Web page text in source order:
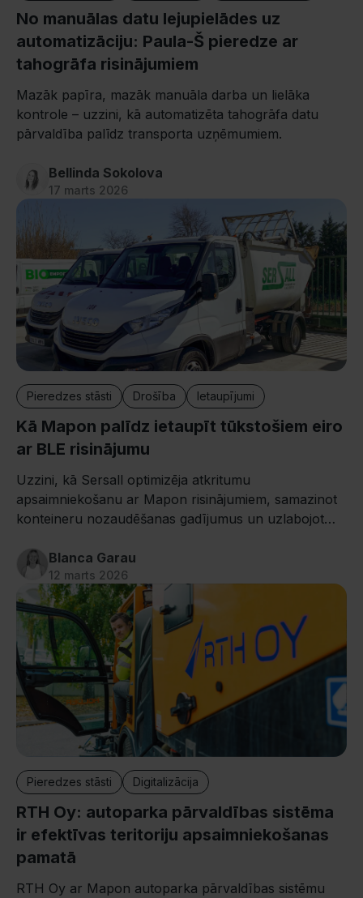
No manuālas datu lejupielādes uz
automatizāciju: Paula-Š pieredze ar
tahogrāfa risinājumiem
Mazāk papīra, mazāk manuāla darba un lielāka
kontrole – uzzini, kā automatizēta tahogrāfa datu
pārvaldība palīdz transporta uzņēmumiem.
Bellinda Sokolova
17 marts 2026
Pieredzes stāsti Drošība Ietaupījumi
Kā Mapon palīdz ietaupīt tūkstošiem eiro
ar BLE risinājumu
Uzzini, kā Sersall optimizēja atkritumu
apsaimniekošanu ar Mapon risinājumiem, samazinot
konteineru nozaudēšanas gadījumus un uzlabojot
Blanca Garau
12 marts 2026
Pieredzes stāsti Digitalizācija
RTH Oy: autoparka pārvaldības sistēma
ir efektīvas teritoriju apsaimniekošanas
pamatā
RTH Oy ar Mapon autoparka pārvaldības sistēmu